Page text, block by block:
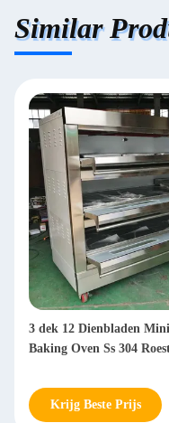
Similar
3 dek 12 Dienbladen
Baking Oven Ss 304
Krijg Beste Prijs